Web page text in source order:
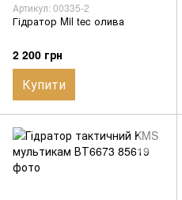
Артикул: 00335-2
Гідратор Mil tec олива
2 200 грн
Купити